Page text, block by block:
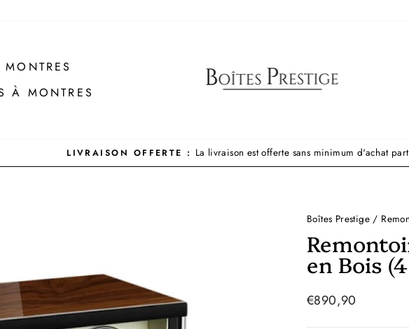
À MONTRES
Diaporama
LIVRAISON OFFERTE : La livraison est offerte sans minimum d'achat
Boîtes Prestige /
en Bois
Prix
€890,90